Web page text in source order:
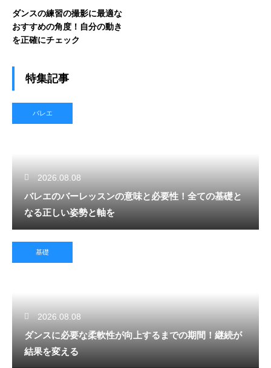
ダンスの練習の撮影に最適な
おすすめの角度！自分の動き
を正確にチェック
特集記事
バレエ
2026.08.08
バレエのバーレッスンの意味と必要性！全ての基礎と
なる正しい姿勢と軸を
基礎
2026.08.08
ダンスに必要な柔軟性が向上するまでの期間！継続が
結果を変える